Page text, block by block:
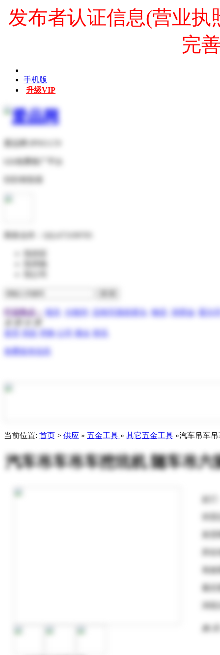
发布者认证信息(营业
完
手机版
升级VIP
行业热点： 报关 分散剂 压电写真机喷头 物流 润滑油
求购 展会
免费发布信息
当前位置: 首页 > 供应 » 五金工具 » 其它五金工具 »汽车吊车
汽车吊车吊车挖坑机 随车吊